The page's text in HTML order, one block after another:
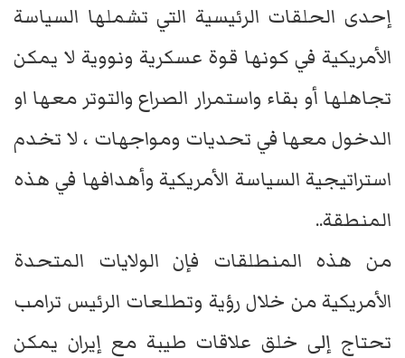
إحدى الحلقات الرئيسية التي تشملها السياسة
الأمريكية في كونها قوة عسكرية ونووية لا يمكن
تجاهلها أو بقاء واستمرار الصراع والتوتر معها او
الدخول معها في تحديات ومواجهات ، لا تخدم
استراتيجية السياسة الأمريكية وأهدافها في هذه
المنطقة..
من هذه المنطلقات فإن الولايات المتحدة
الأمريكية من خلال رؤية وتطلعات الرئيس ترامب
تحتاج إلى خلق علاقات طيبة مع إيران يمكن